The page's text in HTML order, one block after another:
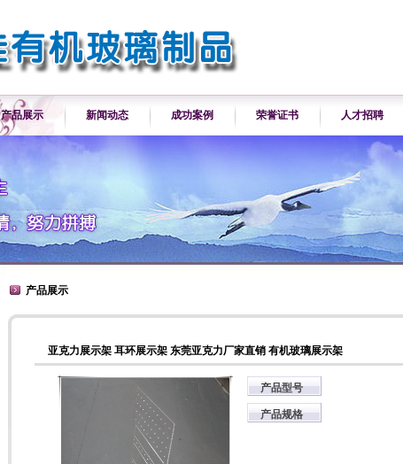
产品展示 新闻动态 成功案例 荣誉证书 人才招聘
产品展示
亚克力展示架 耳环展示架 东莞亚克力厂家直销 有机玻璃展示架
产品型号
产品规格